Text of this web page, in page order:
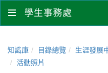
學生事務處
知識庫 目錄總覽 生涯發展
活動照片